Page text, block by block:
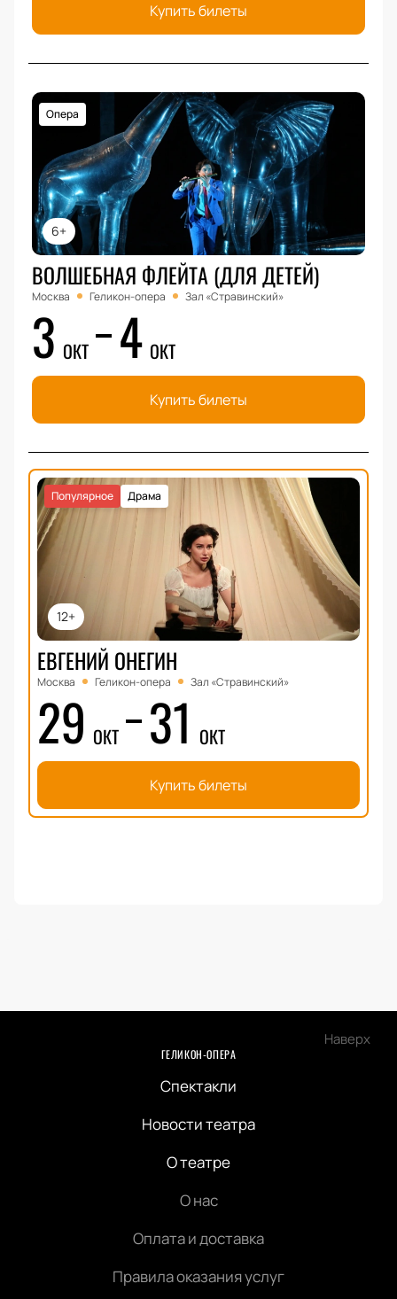
Купить билеты
6+
Опера
ВОЛШЕБНАЯ ФЛЕЙТА (ДЛЯ ДЕТЕЙ)
Москва Геликон-опера Зал «Стравинский»
3 ОКТ 4 ОКТ
Купить билеты
12+
Драма
Популярное
ЕВГЕНИЙ ОНЕГИН
Москва Геликон-опера Зал «Стравинский»
29 ОКТ 31 ОКТ
Купить билеты
Наверх
ГЕЛИКОН-ОПЕРА
Спектакли
Новости театра
О театре
О нас
Оплата и доставка
Правила оказания услуг